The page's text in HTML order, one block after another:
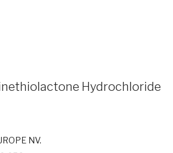
Hydrochloride
NV.